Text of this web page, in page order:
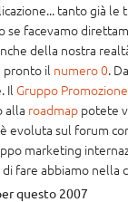
tanto già
se facevamo
della nostra
pronto il numero 0.
Il Gruppo Promozione
alla roadmap potete
evoluta sul forum
marketing
fare abbiamo nella
questo 2007